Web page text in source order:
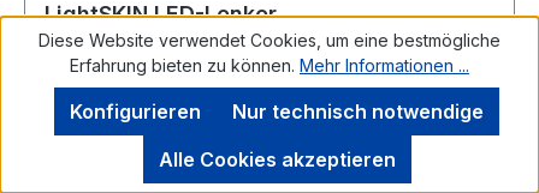
LightSKIN LED-Lenker
Farbe:silber|Größe:640 mm
Der LightSKIN Lenker bietet, worauf viele
Fahrradfreunde gewartet haben: Ein integriertes
Diese Website verwendet Cookies, um eine bestmögliche
Erfahrung bieten zu können. Mehr Informationen ...
Nur technisch notwendige
Konfigurieren
Alle Cookies akzeptieren